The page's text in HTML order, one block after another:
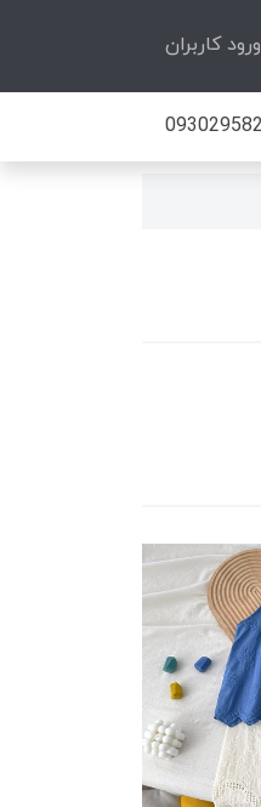
ورود کاربران